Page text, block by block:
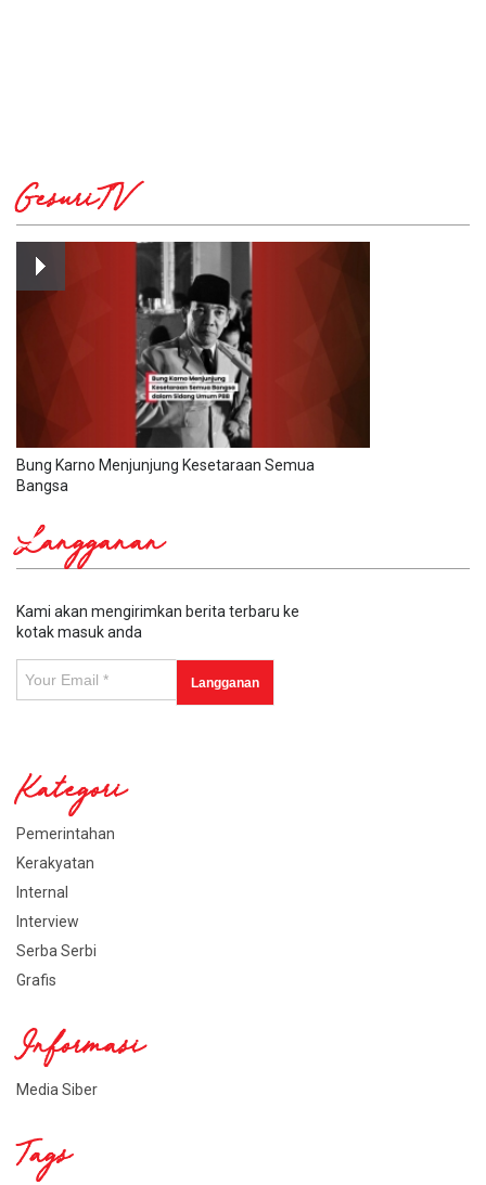
GesuriTV
Bung Karno Menjunjung Kesetaraan Semua
Bangsa
Langganan
Kami akan mengirimkan berita terbaru ke
kotak masuk anda
Kategori
Pemerintahan
Kerakyatan
Internal
Interview
Serba Serbi
Grafis
Informasi
Media Siber
Tags